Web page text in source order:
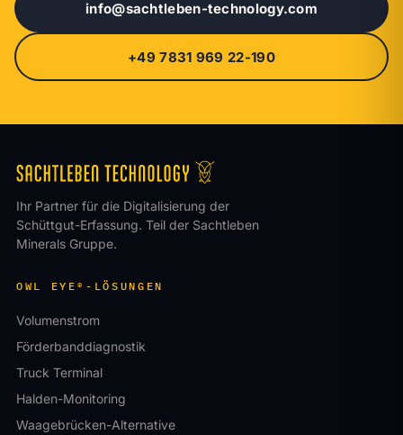
info@sachtleben-technology.com
+49 7831 969 22-190
Ihr Partner für die Digitalisierung der
Schüttgut-Erfassung. Teil der Sachtleben
Minerals Gruppe.
OWL EYE®-LÖSUNGEN
Volumenstrom
Förderbanddiagnostik
Truck Terminal
Halden-Monitoring
Waagebrücken-Alternative